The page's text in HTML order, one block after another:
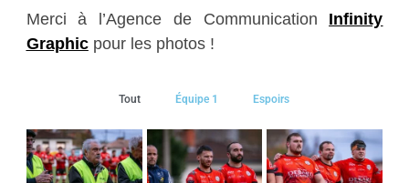
Merci à l’Agence de Communication Infinity
Graphicpour les photos !
Tout Équipe 1 Espoirs